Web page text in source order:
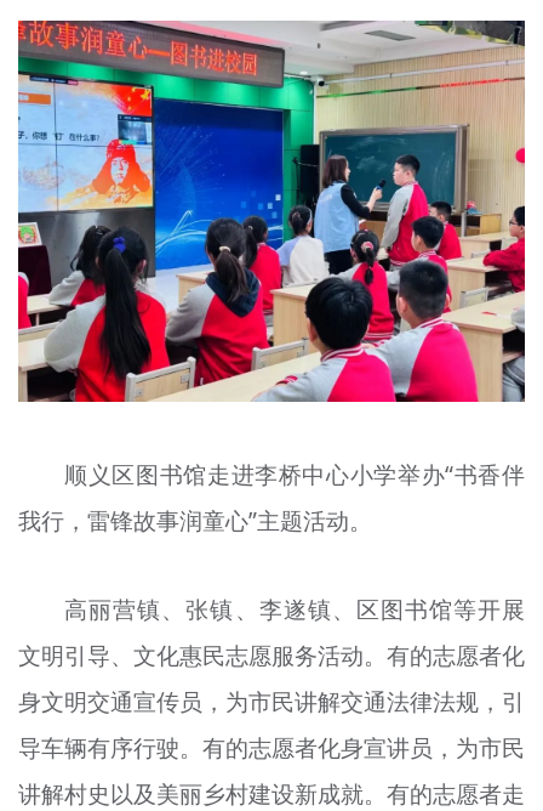
顺义区图书馆走进李桥中心小学举办“书香伴
我行，雷锋故事润童心”主题活动。
高丽营镇、张镇、李遂镇、区图书馆等开展
文明引导、文化惠民志愿服务活动。有的志愿者化
身文明交通宣传员，为市民讲解交通法律法规，引
导车辆有序行驶。有的志愿者化身宣讲员，为市民
讲解村史以及美丽乡村建设新成就。有的志愿者走